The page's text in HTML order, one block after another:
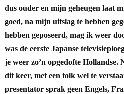
dus ouder en mijn geheugen laat
goed, na mijn uitslag te hebben
hebben geposeerd, mag ik weer
was de eerste Japanse
je weer zo’n opgedofte
dit keer, met een tolk wel te
presentator sprak geen Engels,